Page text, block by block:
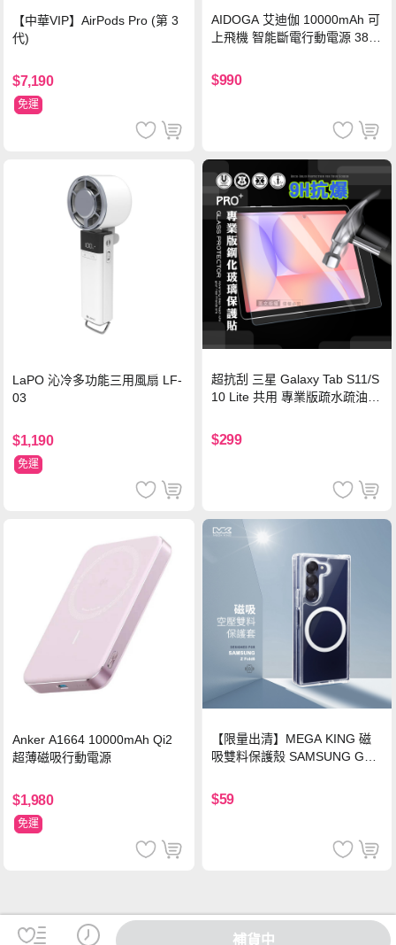
【中華VIP】AirPods Pro (第 3
代)
$7,190
免運
AIDOGA 艾迪伽 10000mAh 可
上飛機 智能斷電行動電源 38.5
灣BSMI/中國CCC/歐美CE/FCC
認證
$990
LaPO 沁冷多功能三用風扇 LF-
03
$1,190
免運
超抗刮 三星 Galaxy Tab S11/S
10 Lite 共用 專業版疏水疏油9
$299
Anker A1664 10000mAh Qi2
超薄磁吸行動電源
$1,980
免運
【限量出清】MEGA KING 磁
吸雙料保護殼 SAMSUNG Gala
$59
補貨中